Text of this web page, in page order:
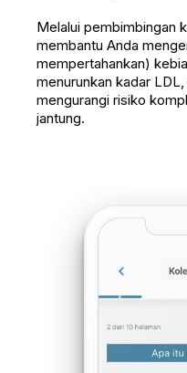
Melalui pembimbingan
membantu Anda
mempertahankan)
menurunkan kadar
mengurangi risiko
jantung.